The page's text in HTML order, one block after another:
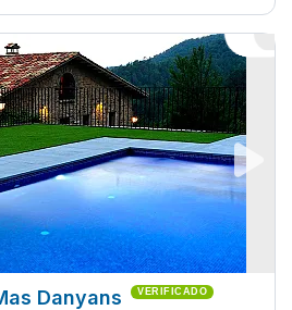
Danyans VERIFICADO